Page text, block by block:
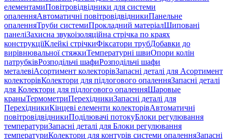
елементамиПовітровідвідники для системи
опаленняАвтоматичні повітровідвідникиПанельне
опаленняТруби системиПрокладний матеріалШиповані
панеліЗахисна звукоізоляційна стрічка по краях
конструкціїКлейкі стрічкиФіксатори трубДобавки до
вирівнювальної стяжкиТемпературні швиОпори колін
патрубківРозподільчі шафиРозподільчі шафи
металевіАсортимент колекторівЗапасні деталі для Асортимент
колекторівКолектори для підлогового опаленняЗапасні деталі
для Колектори для підлогового опаленняШаровые
краныТермометриПерехідникиЗапасні деталі для
ПерехідникиКінцеві елементи колекторівАвтоматичні
повітровідвідникиПоділювачі потокуБлоки регулювання
температуриЗапасні деталі для Блоки регулювання
температуриКолектори для контурів системи опаленняЗапасні